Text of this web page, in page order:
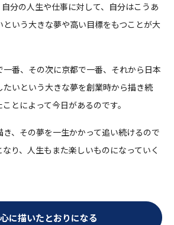
分の人生や仕事に対して、自分はこうあ
という大きな夢や高い目標をもつことが大
番、その次に京都で一番、それから日本
たいという大きな夢を創業時から描き続
とによって今日があるのです。
、その夢を一生かかって追い続けるので
り、人生もまた楽しいものになっていく
心に描いたとおりになる